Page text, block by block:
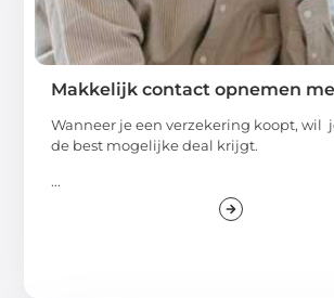
Makkelijk contact opnemen
Wanneer je een verzekering koopt, wil
de best mogelijke deal krijgt.
...